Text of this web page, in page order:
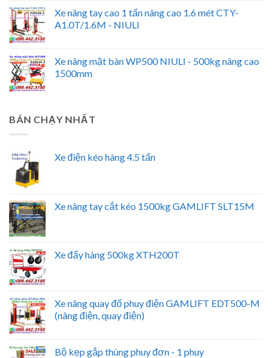
Xe nâng tay cao 1 tấn nâng cao 1.6 mét CTY-
A1.0T/1.6M - NIULI
Xe nâng mặt bàn WP500 NIULI - 500kg nâng cao
1500mm
BÁN CHẠY NHẤT
Xe điện kéo hàng 4.5 tấn
Xe nâng tay cắt kéo 1500kg GAMLIFT SLT15M
Xe đẩy hàng 500kg XTH200T
Xe nâng quay đổ phuy điện GAMLIFT EDT500-M
(nâng điện, quay điện)
Bộ kẹp gắp thùng phuy đơn - 1 phuy